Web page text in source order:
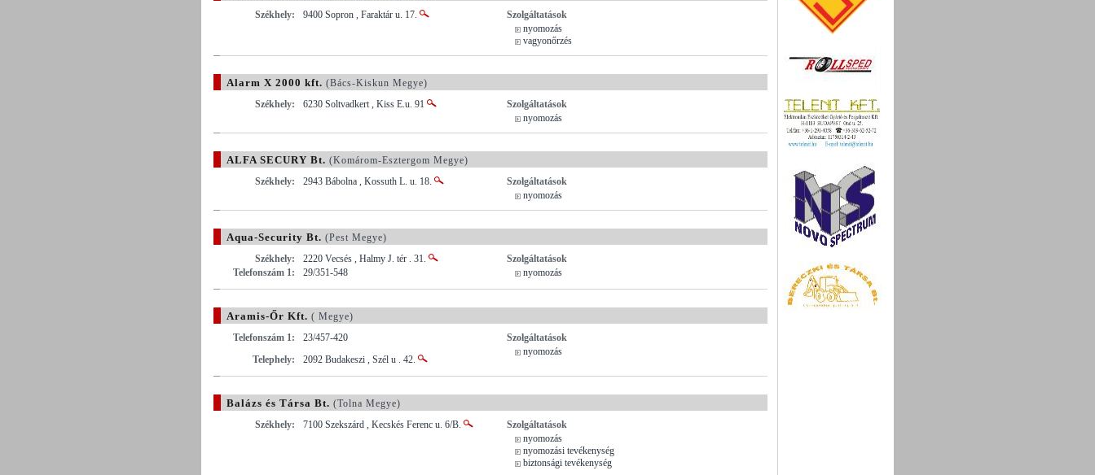
Székhely:
9400 Sopron , Faraktár u. 17.
Szolgáltatások
nyomozás
vagyonőrzés
Alarm X 2000 kft. (Bács-Kiskun Megye)
Székhely:
6230 Soltvadkert , Kiss E.u. 91
Szolgáltatások
nyomozás
ALFA SECURY Bt. (Komárom-Esztergom Megye)
Székhely:
2943 Bábolna , Kossuth L. u. 18.
Szolgáltatások
nyomozás
Aqua-Security Bt. (Pest Megye)
Székhely:
2220 Vecsés , Halmy J. tér . 31.
Telefonszám 1:
29/351-548
Szolgáltatások
nyomozás
Aramis-Őr Kft. ( Megye)
Telefonszám 1:
23/457-420
Telephely:
2092 Budakeszi , Szél u . 42.
Szolgáltatások
nyomozás
Balázs és Társa Bt. (Tolna Megye)
Székhely:
7100 Szekszárd , Kecskés Ferenc u. 6/B.
Szolgáltatások
nyomozás
nyomozási tevékenység
biztonsági tevékenység